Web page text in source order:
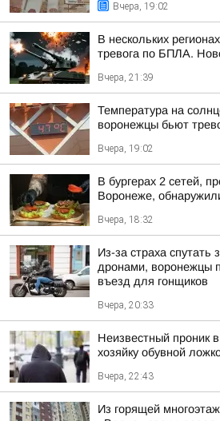
Вчера, 19:02
В нескольких
тревога по БПЛА.
Вчера, 21:39
Температура на
воронежцы бьют
Вчера, 19:02
В бургерах 2 сетей,
Воронеже,
Вчера, 18:32
Из-за страха спутать
дронами, воронежцы
въезд для гонщиков
Вчера, 20:33
Неизвестный проник
хозяйку обувной
Вчера, 22:43
Из горящей